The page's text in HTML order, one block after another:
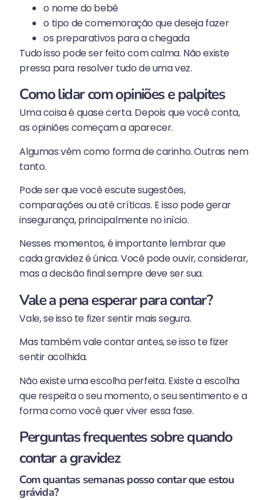
o nome do bebê
o tipo de comemoração que deseja fazer
os preparativos para a chegada
Tudo isso pode ser feito com calma. Não existe
pressa para resolver tudo de uma vez.
Como lidar com opiniões e palpites
Uma coisa é quase certa. Depois que você conta,
as opiniões começam a aparecer.
Algumas vêm como forma de carinho. Outras nem
tanto.
Pode ser que você escute sugestões,
comparações ou até críticas. E isso pode gerar
insegurança, principalmente no início.
Nesses momentos, é importante lembrar que
cada gravidez é única. Você pode ouvir, considerar,
mas a decisão final sempre deve ser sua.
Vale a pena esperar para contar?
Vale, se isso te fizer sentir mais segura.
Mas também vale contar antes, se isso te fizer
sentir acolhida.
Não existe uma escolha perfeita. Existe a escolha
que respeita o seu momento, o seu sentimento e a
forma como você quer viver essa fase.
Perguntas frequentes sobre quando
contar a gravidez
Com quantas semanas posso contar que estou
grávida?